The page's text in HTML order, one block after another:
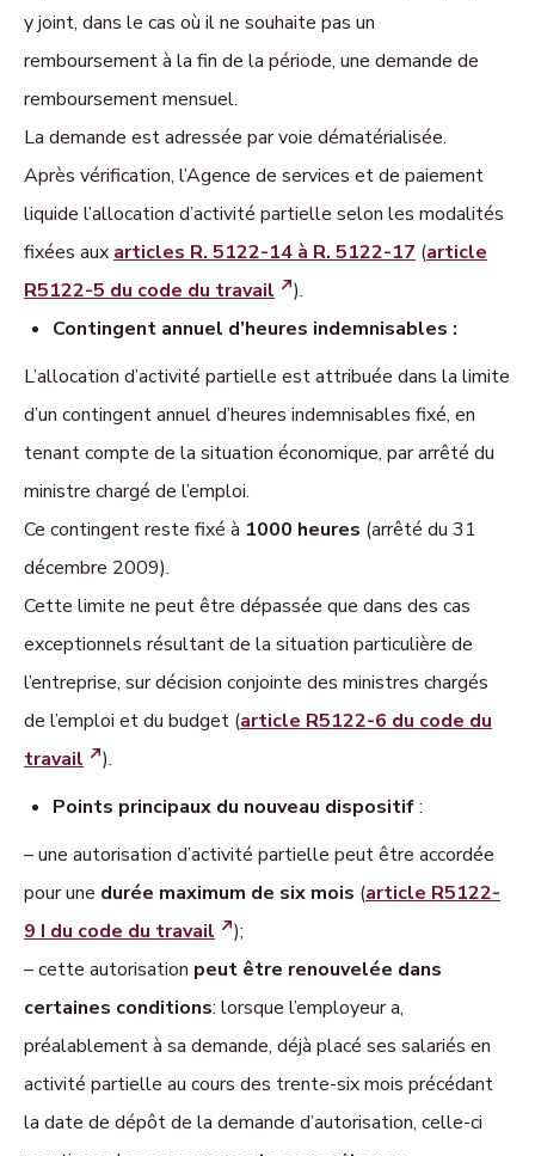
y joint, dans le cas où il ne souhaite pas un
remboursement à la fin de la période, une demande de
remboursement mensuel.
La demande est adressée par voie dématérialisée.
Après vérification, l’Agence de services et de paiement
liquide l’allocation d’activité partielle selon les modalités
fixées aux articles R. 5122-14 à R. 5122-17 (article
R5122-5 du code du travail
).
Contingent annuel d’heures indemnisables :
L’allocation d’activité partielle est attribuée dans la limite
d’un contingent annuel d’heures indemnisables fixé, en
tenant compte de la situation économique, par arrêté du
ministre chargé de l’emploi.
Ce contingent reste fixé à 1000 heures (arrêté du 31
décembre 2009).
Cette limite ne peut être dépassée que dans des cas
exceptionnels résultant de la situation particulière de
l’entreprise, sur décision conjointe des ministres chargés
de l’emploi et du budget (article R5122-6 du code du
travail
).
Points principaux du nouveau dispositif:
– une autorisation d’activité partielle peut être accordée
pour une durée maximum de six mois (article R5122-
9 I du code du travail
);
– cette autorisation peut être renouvelée dans
certaines conditions: lorsque l’employeur a,
préalablement à sa demande, déjà placé ses salariés en
activité partielle au cours des trente-six mois précédant
la date de dépôt de la demande d’autorisation, celle-ci